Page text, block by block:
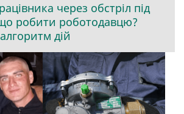
через обстріл під
робити роботодавцю?
дій